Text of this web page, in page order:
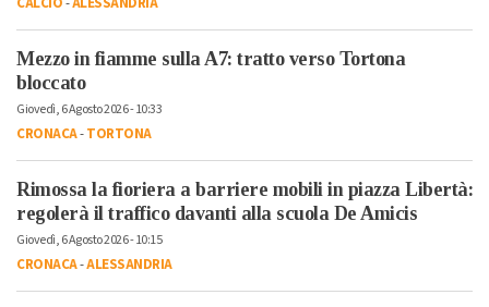
Mezzo in fiamme sulla A7: tratto verso Tortona
bloccato
Giovedì, 6 Agosto 2026 - 10:33
CRONACA-TORTONA
Rimossa la fioriera a barriere mobili in piazza Libertà:
regolerà il traffico davanti alla scuola De Amicis
Giovedì, 6 Agosto 2026 - 10:15
CRONACA-ALESSANDRIA